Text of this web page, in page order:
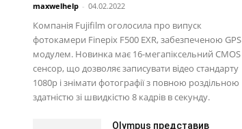
maxwelhelp - 04.02.2022
Компанія Fujifilm оголосила про випуск
фотокамери Finepix F500 EXR, забезпеченою GPS
модулем. Новинка має 16-мегапіксельний CMOS
сенсор, що дозволяє записувати відео стандарту
1080p і знімати фотографії з повною роздільною
здатністю зі швидкістю 8 кадрів в секунду.
Olympus представив